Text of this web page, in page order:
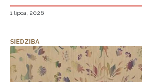
1 lipca, 2026
SIEDZIBA